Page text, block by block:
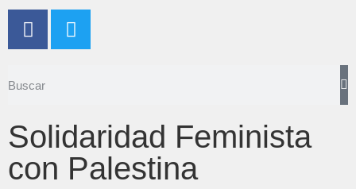
Solidaridad Feminista
con Palestina